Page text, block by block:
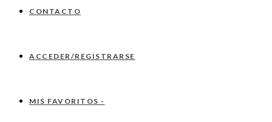
CONTACTO
ACCEDER/REGISTRARSE
MIS FAVORITOS -